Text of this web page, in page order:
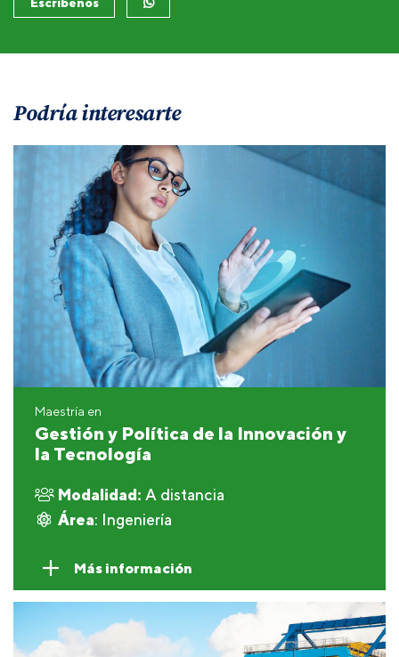
Podría interesarte
Maestría en
Gestión y Política de la Innovación y
la Tecnología
Modalidad: A distancia
Área: Ingeniería
Más información